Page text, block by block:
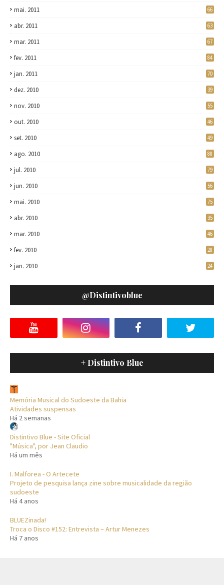
mai. 2011 66
abr. 2011 63
mar. 2011 67
fev. 2011 84
jan. 2011 70
dez. 2010 39
nov. 2010 55
out. 2010 46
set. 2010 49
ago. 2010 88
jul. 2010 79
jun. 2010 56
mai. 2010 75
abr. 2010 35
mar. 2010 46
fev. 2010 28
jan. 2010 24
@distintivoblue
+ Distintivo Blue
Memória Musical do Sudoeste da Bahia
Atividades suspensas
Há 2 semanas
Distintivo Blue - Site Oficial
"Música", por Jean Claudio
Há um mês
I. Malforea - O Artecete
Projeto de pesquisa lança zine sobre musicalidade da região
sudoeste
Há 4 anos
BLUEZinada!
Troca o Disco #152: Entrevista – Artur Menezes
Há 7 anos